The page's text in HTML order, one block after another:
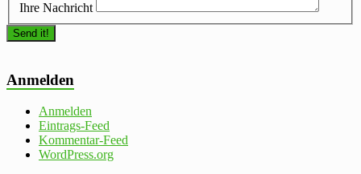
Ihre Nachricht
Anmelden
Anmelden
Eintrags-Feed
Kommentar-Feed
WordPress.org